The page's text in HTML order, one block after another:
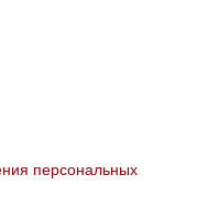
персональных